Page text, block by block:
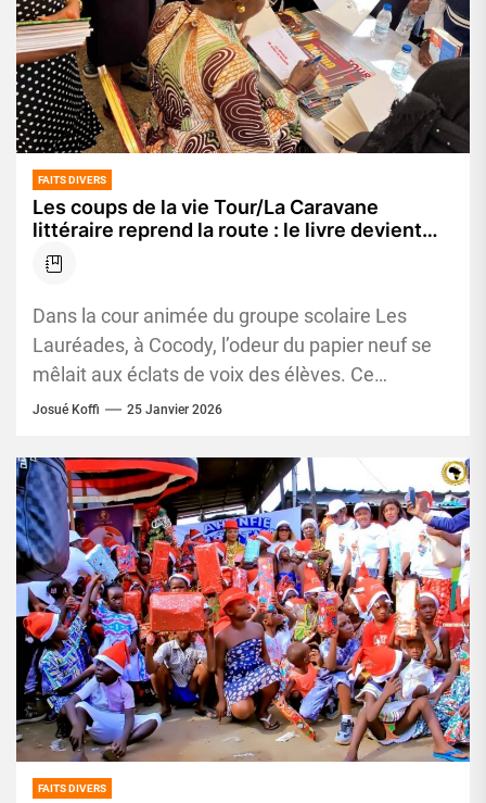
FAITS DIVERS
Les coups de la vie Tour/La Caravane
littéraire reprend la route : le livre devient
une arme contre l’ignorance et le
harcèlement
Dans la cour animée du groupe scolaire Les
Lauréades, à Cocody, l’odeur du papier neuf se
mêlait aux éclats de voix des élèves. Ce
vendredi,...
Josué Koffi 25 Janvier 2026
FAITS DIVERS